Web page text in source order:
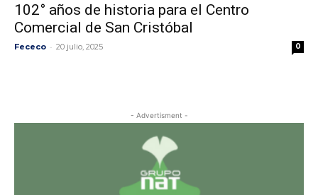
102° años de historia para el Centro
Comercial de San Cristóbal
Fececo - 20 julio, 2025 0
- Advertisment -